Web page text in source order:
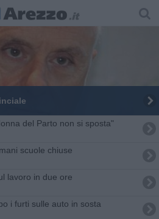
del Parto non si sposta"
scuole chiuse
lavoro in due ore
i furti sulle auto in sosta